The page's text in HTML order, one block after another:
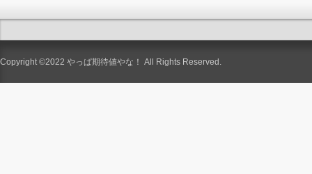
Copyright ©2022 やっぱ期待値やな！ All Rights Reserved.